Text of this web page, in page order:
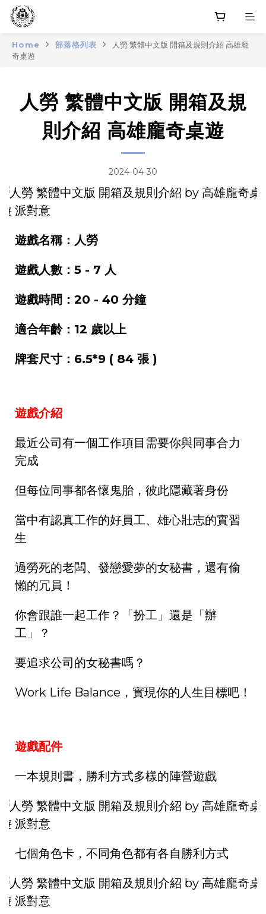
Home 部落格列表
人勞 繁體中文版 開箱及規則介紹 高雄龐
奇桌遊
人勞 繁體中文版 開箱及規
則介紹 高雄龐奇桌遊
2024-04-30
遊戲名稱：人勞
遊戲人數：5 - 7 人
遊戲時間：20 - 40 分鐘
適合年齡：12 歲以上
牌套尺寸：6.5*9 ( 84 張 )
遊戲介紹
最近公司有一個工作項目需要你與同事合力
完成
但每位同事都各懷鬼胎，彼此隱藏著身份
當中有認真工作的好員工、雄心壯志的實習
生
過勞死的老闆、發戀愛夢的女秘書，還有偷
懶的冗員！
你會跟誰一起工作？「扮工」還是「辦
工」？
要追求公司的女秘書嗎？
Work Life Balance，實現你的人生目標吧！
遊戲配件
一本規則書，勝利方式多樣的陣營遊戲
七個角色卡，不同角色都有各自勝利方式